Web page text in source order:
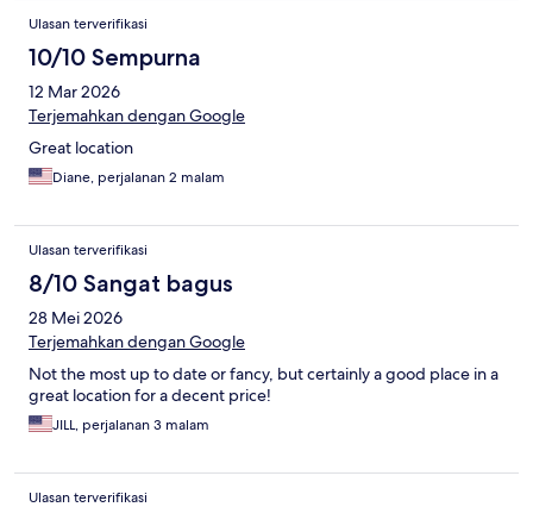
Ulasan terverifikasi
10/10 Sempurna
12 Mar 2026
Terjemahkan dengan Google
Great location
Diane, perjalanan 2 malam
Ulasan terverifikasi
8/10 Sangat bagus
28 Mei 2026
Terjemahkan dengan Google
Not the most up to date or fancy, but certainly a good place in a
great location for a decent price!
JILL, perjalanan 3 malam
Ulasan terverifikasi